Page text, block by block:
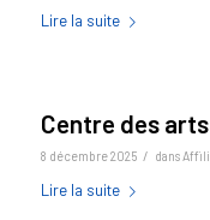
Lire la suite
Centre des
8 décembre 2025 / dans
Lire la suite